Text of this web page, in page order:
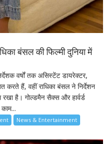
बंसल की फिल्मी दुनिया में
वर्षों तक असिस्टेंट डायरेक्टर,
हैं, वहीं राधिका बंसल ने निर्देशन
है। गोल्डमैन सैक्स और हार्वर्ड
News & Entertainment